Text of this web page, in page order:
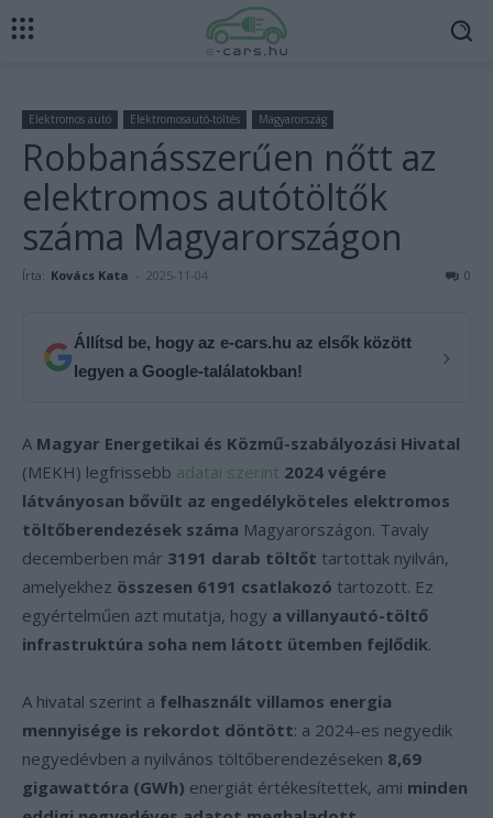
Elektromos autó Elektromosautó-töltés Magyarország
Robbanásszerűen nőtt az
elektromos autótöltők
száma Magyarországon
Írta: Kovács Kata - 2025-11-04 0
Állítsd be, hogy az e-cars.hu az elsők között
legyen a Google-találatokban!
›
A Magyar Energetikai és Közmű-szabályozási Hivatal
(MEKH) legfrissebb adatai szerint 2024 végére
látványosan bővült az engedélyköteles elektromos
töltőberendezések száma Magyarországon. Tavaly
decemberben már 3191 darab töltőt tartottak nyilván,
amelyekhez összesen 6191 csatlakozó tartozott. Ez
egyértelműen azt mutatja, hogy a villanyautó-töltő
infrastruktúra soha nem látott ütemben fejlődik.
A hivatal szerint a felhasznált villamos energia
mennyisége is rekordot döntött: a 2024-es negyedik
negyedévben a nyilvános töltőberendezéseken 8,69
gigawattóra (GWh) energiát értékesítettek, ami minden